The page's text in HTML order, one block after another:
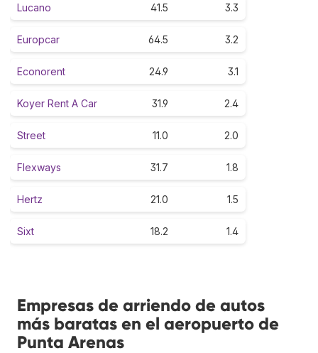
Lucano 41.5 3.3
Europcar 64.5 3.2
Econorent 24.9 3.1
Koyer Rent A Car 31.9 2.4
Street 11.0 2.0
Flexways 31.7 1.8
Hertz 21.0 1.5
Sixt 18.2 1.4
Empresas de arriendo de autos
más baratas en el aeropuerto de
Punta Arenas